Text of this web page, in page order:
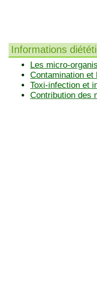
Informations
Les micro-
Contamination et
Toxi-infection et
Contribution des